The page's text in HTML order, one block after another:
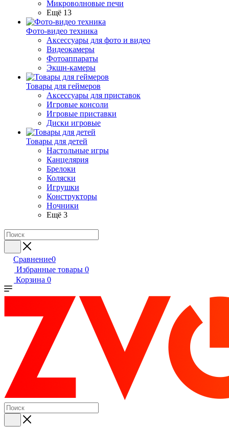
Микроволновые печи
Ещё 13
Фото-видео техника
Аксессуары для фото и видео
Видеокамеры
Фотоаппараты
Экшн-камеры
Товары для геймеров
Аксессуары для приставок
Игровые консоли
Игровые приставки
Диски игровые
Товары для детей
Настольные игры
Канцелярия
Брелоки
Коляски
Игрушки
Конструкторы
Ночники
Ещё 3
Сравнение0
Избранные товары 0
Корзина 0